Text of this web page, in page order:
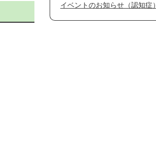
イベントのお知らせ（認知症）